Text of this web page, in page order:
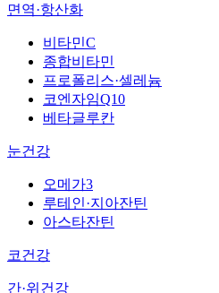
면역·항산화
비타민C
종합비타민
프로폴리스·셀레늄
코엔자임Q10
베타글루칸
눈건강
오메가3
루테인·지아잔틴
아스타잔틴
코건강
간·위건강